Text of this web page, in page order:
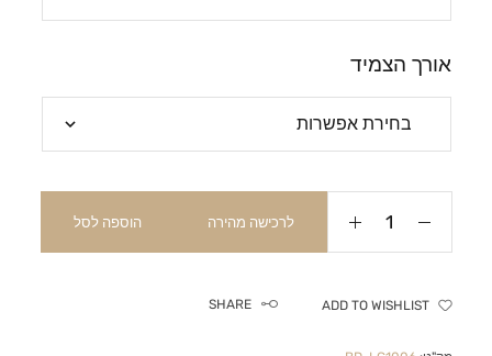
אורך הצמיד
לרכישה מהירה הוספה לסל
ADD TO WISHLIST
SHARE